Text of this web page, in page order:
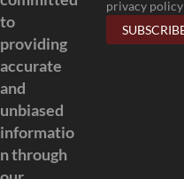
to
providing
accurate
and
unbiased
informatio
n through
privacy policy